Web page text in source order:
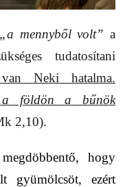
„a mennyből volt” a
tudatosítani
Neki hatalma.
földön a bűnök
2,10).
hogy
gyümölcsöt, ezért